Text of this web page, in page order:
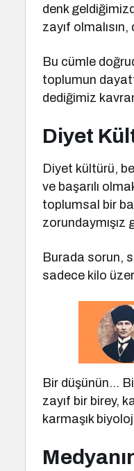
denk
zayıf
Bu cümle
toplumun
dediğimiz
Diyet
Diyet kültürü,
ve başarılı
toplumsal bir
zorundaymışız
Burada sorun,
sadece kilo
Bir düşünün…
zayıf bir birey,
karmaşık